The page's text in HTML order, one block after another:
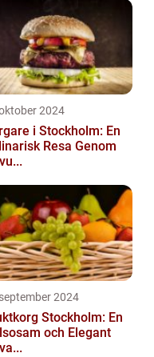
2024
i Stockholm: En
Resa Genom
2024
Stockholm: En
och Elegant